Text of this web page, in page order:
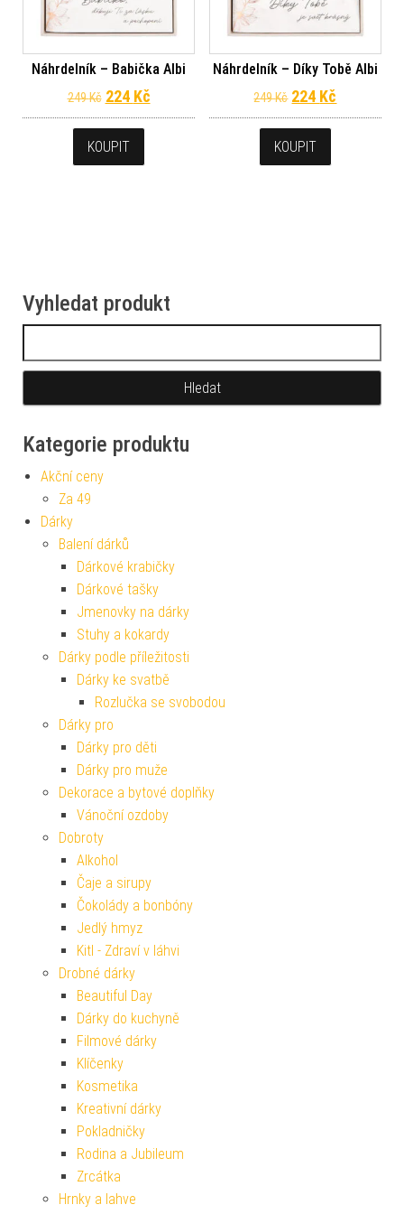
Náhrdelník – Babička Albi
249Kč Původní cena byla: 249 Kč.
224 KčAktuální cena je: 224 Kč.
KOUPIT
Náhrdelník – Díky Tobě Albi
249Kč Původní cena
224 Kč
KOUPIT
Vyhledat produkt
Kategorie produktu
Akční ceny
Za 49
Dárky
Balení dárků
Dárkové krabičky
Dárkové tašky
Jmenovky na dárky
Stuhy a kokardy
Dárky podle příležitosti
Dárky ke svatbě
Rozlučka se svobodou
Dárky pro
Dárky pro děti
Dárky pro muže
Dekorace a bytové doplňky
Vánoční ozdoby
Dobroty
Alkohol
Čaje a sirupy
Čokolády a bonbóny
Jedlý hmyz
Kitl - Zdraví v láhvi
Drobné dárky
Beautiful Day
Dárky do kuchyně
Filmové dárky
Klíčenky
Kosmetika
Kreativní dárky
Pokladničky
Rodina a Jubileum
Zrcátka
Hrnky a lahve